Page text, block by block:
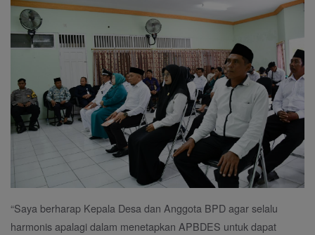
“Saya berharap Kepala Desa dan Anggota BPD agar selalu
harmonis apalagi dalam menetapkan APBDES untuk dapat